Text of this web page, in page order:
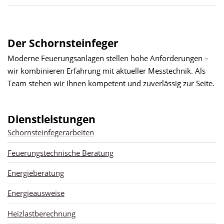
Der Schornsteinfeger
Moderne Feuerungsanlagen stellen hohe Anforderungen –
wir kombinieren Erfahrung mit aktueller Messtechnik. Als
Team stehen wir Ihnen kompetent und zuverlässig zur Seite.
Dienstleistungen
Schornsteinfegerarbeiten
Feuerungstechnische Beratung
Energieberatung
Energieausweise
Heizlastberechnung